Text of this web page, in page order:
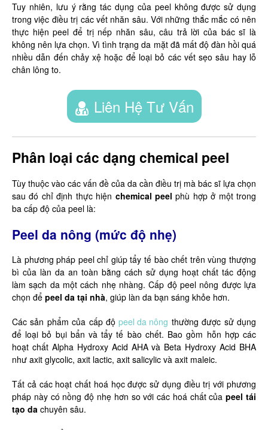
Tuy nhiên, lưu ý rằng tác dụng của peel không được sử dụng
trong việc điều trị các vết nhăn sâu. Với những thắc mắc có nên
thực hiện peel để trị nếp nhăn sâu, câu trả lời của bác sĩ là
không nên lựa chọn. Vì tình trạng da mặt đã mất độ đàn hồi quá
nhiều dẫn đến chảy xệ hoặc để loại bỏ các vết sẹo sâu hay lỗ
chân lông to.
Liên Hệ Tư Vấn
Phân loại các dạng chemical peel
Tùy thuộc vào các vấn đề của da cần điều trị mà bác sĩ lựa chọn
sau đó chỉ định thực hiện chemical peel phù hợp ở một trong
ba cấp độ của peel là:
Peel da nông (mức độ nhẹ)
Là phương pháp peel chỉ giúp tẩy tế bào chết trên vùng thượng
bì của làn da an toàn bằng cách sử dụng hoạt chất tác động
làm sạch da một cách nhẹ nhàng. Cấp độ peel nông được lựa
chọn để peel da tại nhà, giúp làn da bạn sáng khỏe hơn.
Các sản phẩm của cấp độpeel da nông thường được sử dụng
để loại bỏ bụi bẩn và tẩy tế bào chết. Bao gồm hỗn hợp các
hoạt chất Alpha Hydroxy Acid AHA và Beta Hydroxy Acid BHA
như axit glycolic, axit lactic, axit salicylic và axit maleic.
Tất cả các hoạt chất hoá học được sử dụng điều trị với phương
pháp này có nồng độ nhẹ hơn so với các hoá chất củapeel tái
tạo da chuyên sâu.